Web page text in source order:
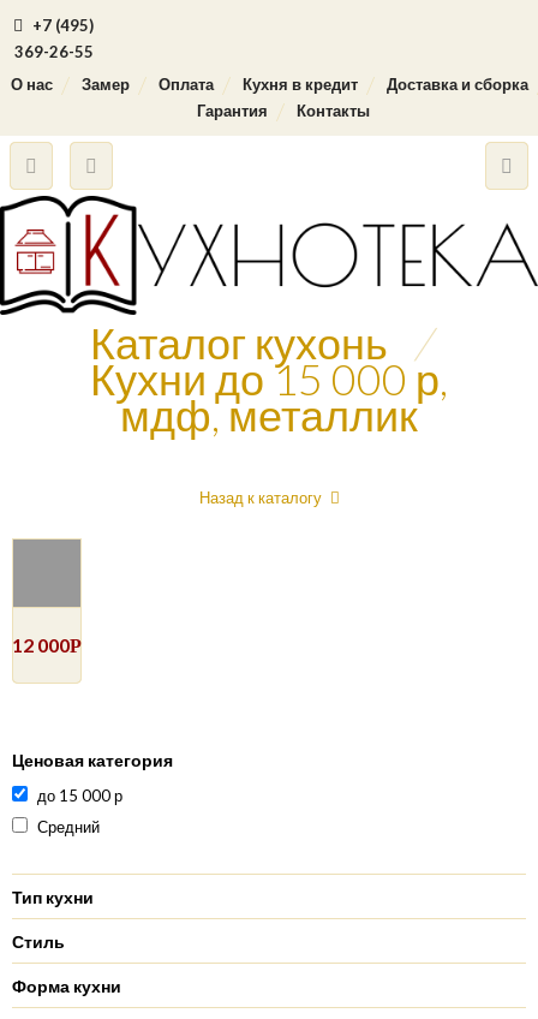
+7 (495)
369-26-55
О нас
Замер Оплата Кухня в кредит
Доставка и сборка
Гарантия
Контакты
Каталог кухонь /
Кухни до 15 000 р,
мдф, металлик
Назад к каталогу
12 000Р
Ценовая категория
до 15 000 р
Средний
Тип кухни
Стиль
Форма кухни